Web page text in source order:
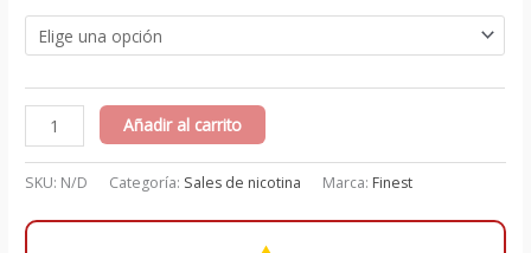
Blue
Razz
Menthol
30
Añadir al carrito
SKU: N/D Categoría: Sales de nicotina Marca: Finest